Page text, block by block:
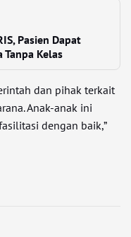
Pasien Dapat
Tanpa Kelas
dan pihak terkait
Anak-anak ini
dengan baik,”